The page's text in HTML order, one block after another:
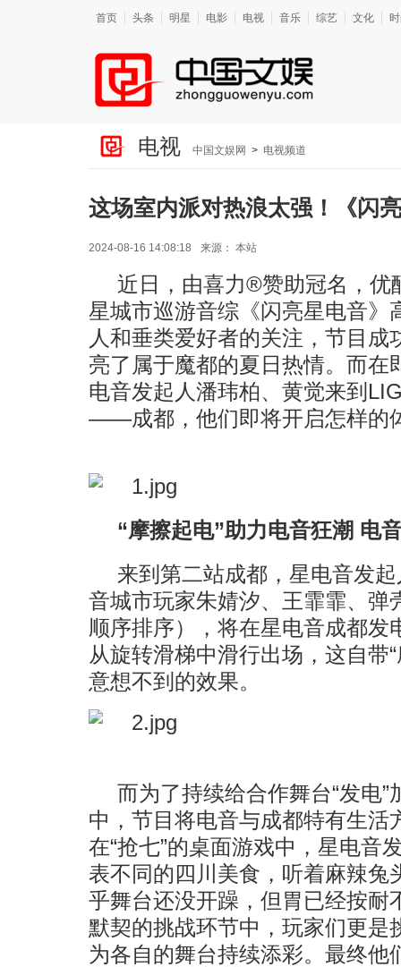
首页 头条 明星 电影 电视 音乐 综艺 文化
电视 中国文娱网 > 电视频道
这场室内派对热浪太强！《闪
2024-08-16 14:08:18 来源： 本站
近日，由喜力®赞助冠名，优
星城市巡游音综《闪亮星电音》
人和垂类爱好者的关注，节目
亮了属于魔都的夏日热情。而在
电音发起人潘玮柏、黄觉来到
——成都，他们即将开启怎样的
“摩擦起电”助力电音狂潮 电
来到第二站成都，星电音发
音城市玩家朱婧汐、王霏霏、弹
顺序排序），将在星电音成都
从旋转滑梯中滑行出场，这自带
意想不到的效果。
而为了持续给合作舞台“发电
中，节目将电音与成都特有生活
在“抢七”的桌面游戏中，星电音
表不同的四川美食，听着麻辣兔
乎舞台还没开躁，但胃已经按耐
默契的挑战环节中，玩家们更是
为各自的舞台持续添彩。最终